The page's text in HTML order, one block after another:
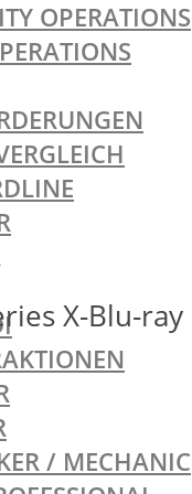
OPERATIONS
/ MECHANIC
X-Blu-ray